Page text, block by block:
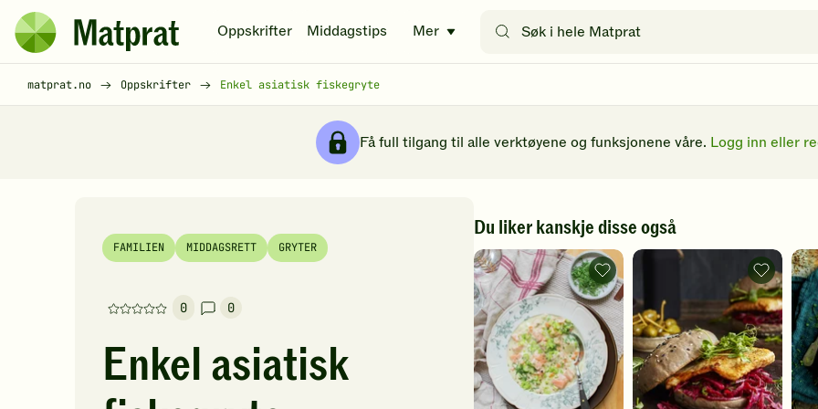
Hopp til hovedinnhold
Matprat
hjemmeside
Oppskrifter Middagstips Mer
etter
matprat.no Oppskrifter Enkel asiatisk fiskegryte
Få full tilgang til alle verktøyene og funksjonene våre. Logg inn eller
FAMILIEN MIDDAGSRETT GRYTER
0
Denne
har
foreløpig
ingen
0
Enkel asiatisk
Du liker kanskje disse også
Enkel
fiskegryte
-
legg
til
favoritter
med
rød
salat
-
legg
til
favoritter